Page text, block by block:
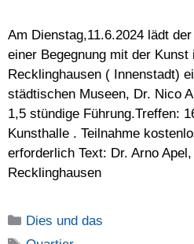
Am Dienstag,11.6.2024 lädt
einer Begegnung mit der
Recklinghausen ( Innenstadt)
städtischen Museen, Dr. Nico
1,5 stündige Führung.Treffen:
Kunsthalle . Teilnahme
erforderlich Text: Dr. Arno
Recklinghausen
Kategorien
Dies und das